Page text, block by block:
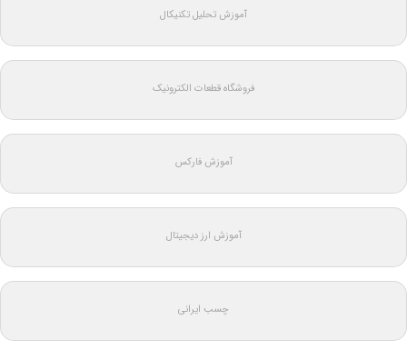
آموزش تحلیل تکنیکال
فروشگاه قطعات الکترونیک
آموزش فارکس
آموزش ارز دیجیتال
چسب ایرانی